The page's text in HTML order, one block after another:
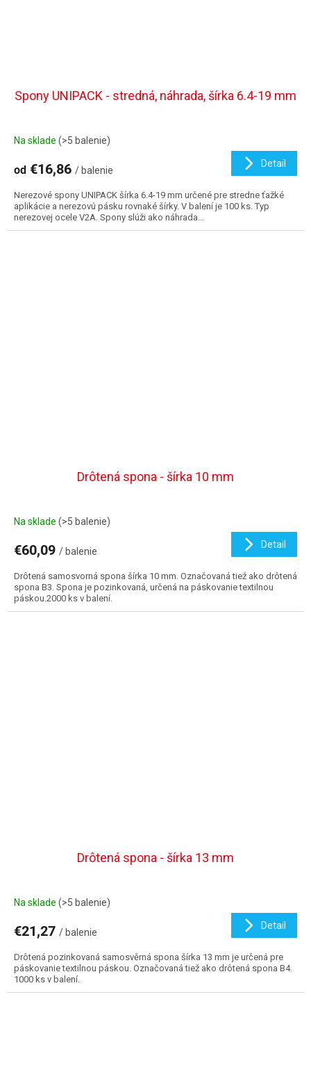
Spony UNIPACK - stredná, náhrada, šírka 6.4-19 mm
Na sklade (>5 balenie)
od €16,86 / balenie
Detail
Nerezové spony UNIPACK šírka 6.4-19 mm určené pre stredne ťažké
aplikácie a nerezovú pásku rovnaké šírky. V balení je 100 ks. Typ
nerezovej ocele V2A. Spony slúži ako náhrada...
Drôtená spona - šírka 10 mm
Na sklade (>5 balenie)
€60,09 / balenie
Detail
Drôtená samosvorná spona šírka 10 mm. Označovaná tiež ako drôtená
spona B3. Spona je pozinkovaná, určená na páskovanie textilnou
páskou.2000 ks v balení.
Drôtená spona - šírka 13 mm
Na sklade (>5 balenie)
€21,27 / balenie
Detail
Drôtená pozinkovaná samosvěrná spona šírka 13 mm je určená pre
páskovanie textilnou páskou. Označovaná tiež ako drôtená spona B4.
1000 ks v balení.